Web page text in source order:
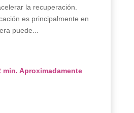
la recuperación.
es principalmente en
puede...
min. Aproximadamente